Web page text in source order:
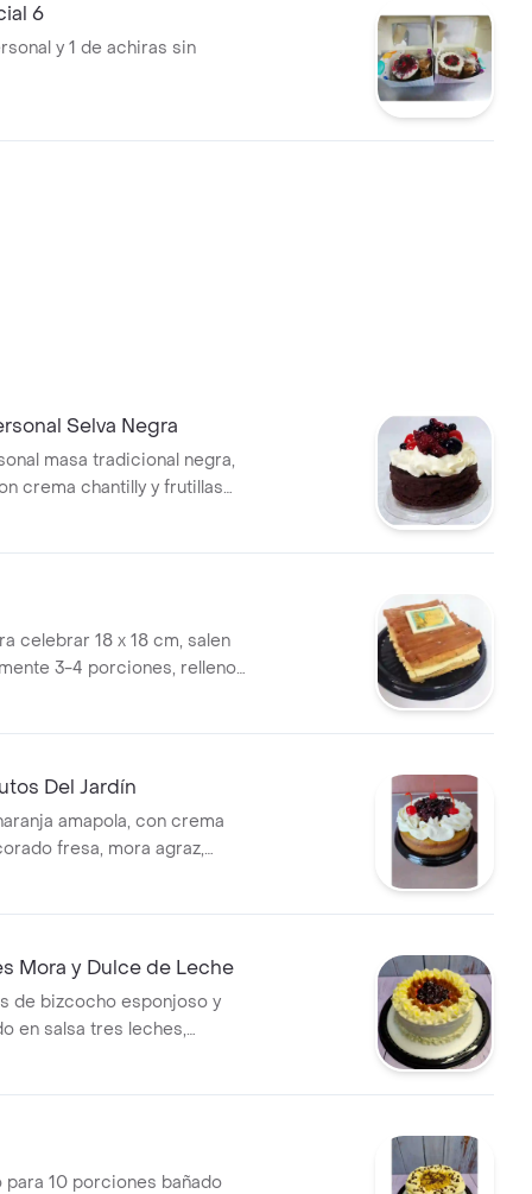
6
y 1 de achiras sin
Selva Negra
masa tradicional negra,
crema chantilly y frutillas
tarjeta de cumpleaños o
celebrar 18 x 18 cm, salen
3-4 porciones, rellenos
en azúcar y decorado con
Del Jardín
amapola, con crema
fresa, mora agraz,
confitadas. incluye
Mora y Dulce de Leche
de bizcocho esponjoso y
en salsa tres leches,
crema chantilly de la casa,
velita.
para 10 porciones bañado